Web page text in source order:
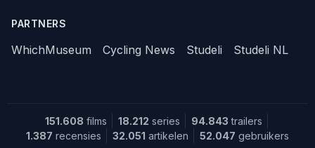
PARTNERS
WhichMuseum Cycling News Studeli Studeli NL
151.608 films 18.212 series 94.843 trailers
1.387 recensies 32.051 artikelen 52.047 gebruikers